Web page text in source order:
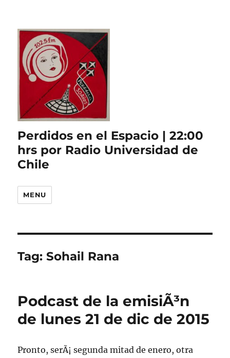
Perdidos en el Espacio | 22:00
hrs por Radio Universidad de
Chile
MENU
Tag:Sohail Rana
Podcast de la emisiÃ³n
de lunes 21 de dic de 2015
Pronto, serÃ¡ segunda mitad de enero, otra